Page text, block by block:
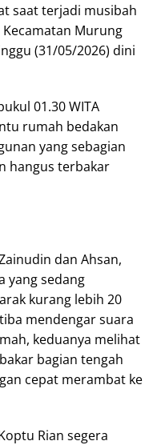
saat terjadi musibah
Kecamatan Murung
(31/05/2026) dini
01.30 WITA
rumah bedakan
yang sebagian
hangus terbakar
dan Ahsan,
yang sedang
kurang lebih 20
mendengar suara
keduanya melihat
bagian tengah
cepat merambat ke
Rian segera